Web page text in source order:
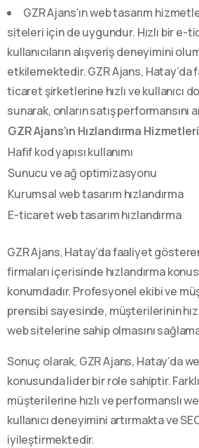
GZR Ajans’ın web tasarım
siteleri için de uygundur. Hızlı bir e-
kullanıcıların alışveriş deneyimini
etkilemektedir. GZR Ajans,
ticaret şirketlerine hızlı ve kullanıcı
sunarak, onların satış performansını
GZR Ajans’ın Hızlandırma Hizmetleri
Hafif kod yapısı kullanımı
Sunucu ve ağ optimizasyonu
Kurumsal web tasarım hızlandırma
E-ticaret web tasarım hızlandırma
GZR Ajans, Hatay’da faaliyet
firmaları içerisinde hızlandırma
konumdadır. Profesyonel ekibi ve
prensibi sayesinde, müşterilerinin
web sitelerine sahip olmasını
Sonuç olarak, GZR Ajans, Hatay’da
konusunda lider bir role sahiptir.
müşterilerine hızlı ve performanslı
kullanıcı deneyimini artırmakta ve
iyileştirmektedir.